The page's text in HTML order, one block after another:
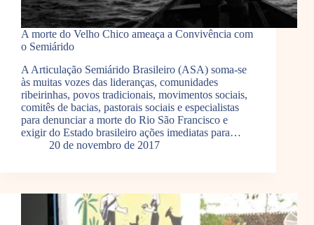
A morte do Velho Chico ameaça a Convivência com
o Semiárido
A Articulação Semiárido Brasileiro (ASA) soma-se
às muitas vozes das lideranças, comunidades
ribeirinhas, povos tradicionais, movimentos sociais,
comitês de bacias, pastorais sociais e especialistas
para denunciar a morte do Rio São Francisco e
exigir do Estado brasileiro ações imediatas para…
20 de novembro de 2017